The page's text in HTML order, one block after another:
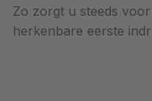
Zo zorgt u steeds
herkenbare eerste